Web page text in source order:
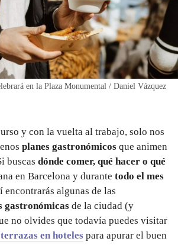
en la Plaza Monumental / Daniel Vázquez
y con la vuelta al trabajo, solo nos
planes gastronómicos que animen
buscas dónde comer, qué hacer o qué
en Barcelona y durante todo el mes
encontrarás algunas de las
gastronómicas de la ciudad (y
no olvides que todavía puedes visitar
en hoteles para apurar el buen